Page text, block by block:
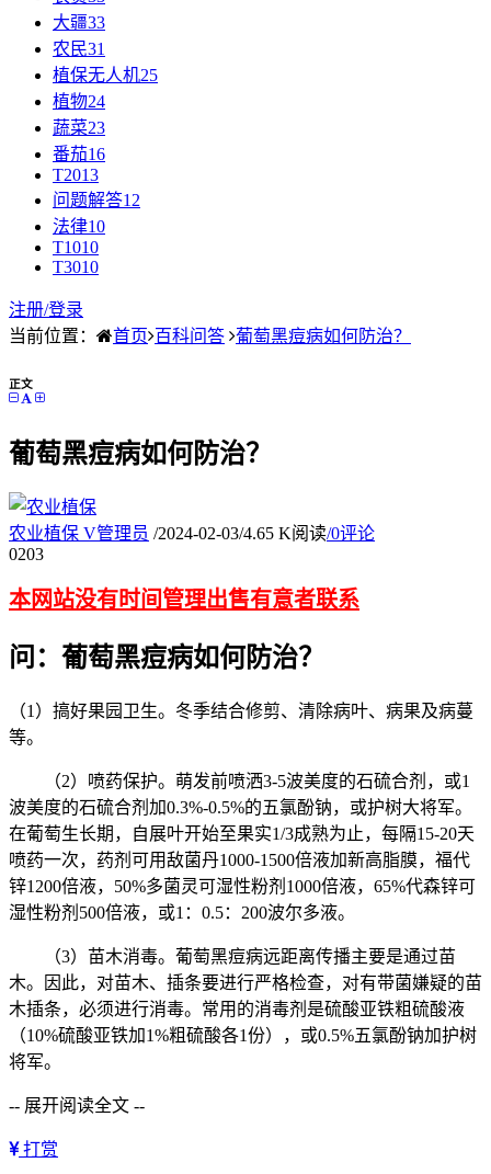
大疆33
农民31
植保无人机25
植物24
蔬菜23
番茄16
T2013
问题解答12
法律10
T1010
T3010
注册/登录
当前位置：
首页 百科问答 葡萄黑痘病如何防治？
正文
葡萄黑痘病如何防治？
农业植保 V管理员 /2024-02-03/4.65 K阅读/0评论
0203
本网站没有时间管理出售有意者联系
问：葡萄黑痘病如何防治？
（1）搞好果园卫生。冬季结合修剪、清除病叶、病果及病蔓
等。
（2）喷药保护。萌发前喷洒3-5波美度的石硫合剂，或1
波美度的石硫合剂加0.3%-0.5%的五氯酚钠，或护树大将军。
在葡萄生长期，自展叶开始至果实1/3成熟为止，每隔15-20天
喷药一次，药剂可用敌菌丹1000-1500倍液加新高脂膜，福代
锌1200倍液，50%多菌灵可湿性粉剂1000倍液，65%代森锌可
湿性粉剂500倍液，或1：0.5：200波尔多液。
（3）苗木消毒。葡萄黑痘病远距离传播主要是通过苗
木。因此，对苗木、插条要进行严格检查，对有带菌嫌疑的苗
木插条，必须进行消毒。常用的消毒剂是硫酸亚铁粗硫酸液
（10%硫酸亚铁加1%粗硫酸各1份），或0.5%五氯酚钠加护树
将军。
-- 展开阅读全文 --
打赏